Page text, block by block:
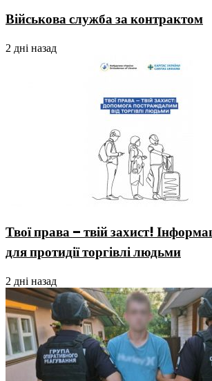
Військова служба за контрактом
2 дні назад
Твої права – твій захист!
для протидії торгівлі людьми
2 дні назад